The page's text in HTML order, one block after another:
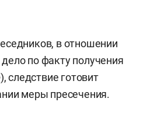
в отношении
по факту получения
следствие готовит
меры пресечения.